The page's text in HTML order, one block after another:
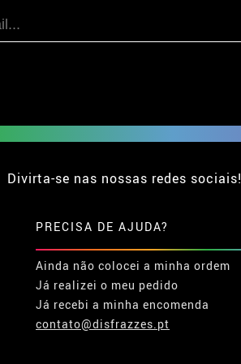
Divirta-se nas nossas redes sociais!
PRECISA DE AJUDA?
Ainda não colocei a minha ordem
Já realizei o meu pedido
Já recebi a minha encomenda
contato@disfrazzes.pt